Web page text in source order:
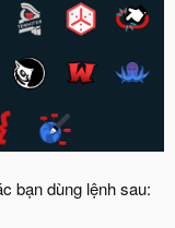
bạn dùng lệnh sau: